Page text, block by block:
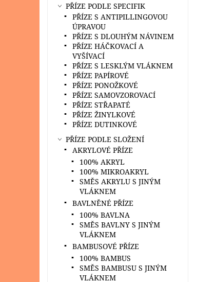
PŘÍZE PODLE SPECIFIK
PŘÍZE S ANTIPILLINGOVOU
ÚPRAVOU
PŘÍZE S DLOUHÝM NÁVINEM
PŘÍZE HÁČKOVACÍ A
VYŠÍVACÍ
PŘÍZE S LESKLÝM VLÁKNEM
PŘÍZE PAPÍROVÉ
PŘÍZE PONOŽKOVÉ
PŘÍZE SAMOVZOROVACÍ
PŘÍZE STŘAPATÉ
PŘÍZE ŽINYLKOVÉ
PŘÍZE DUTINKOVÉ
PŘÍZE PODLE SLOŽENÍ
AKRYLOVÉ PŘÍZE
100% AKRYL
100% MIKROAKRYL
SMĚS AKRYLU S JINÝM
VLÁKNEM
BAVLNĚNÉ PŘÍZE
100% BAVLNA
SMĚS BAVLNY S JINÝM
VLÁKNEM
BAMBUSOVÉ PŘÍZE
100% BAMBUS
SMĚS BAMBUSU S JINÝM
VLÁKNEM